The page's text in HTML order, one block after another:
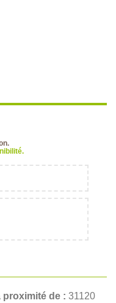
proximité de : 31120